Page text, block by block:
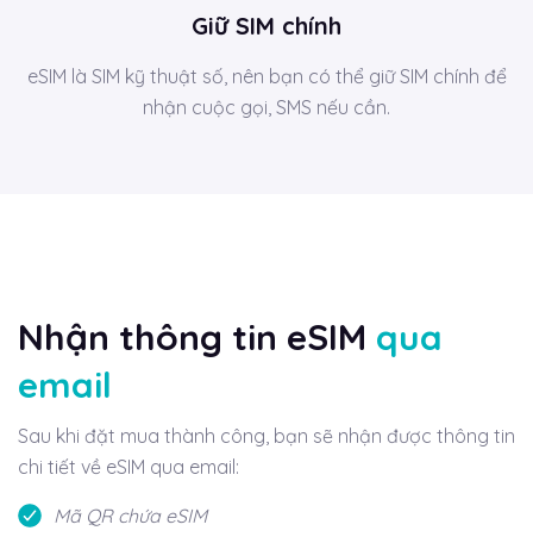
Giữ SIM chính
eSIM là SIM kỹ thuật số, nên bạn có thể giữ SIM chính để
nhận cuộc gọi, SMS nếu cần.
Nhận thông tin eSIM qua
email
Sau khi đặt mua thành công, bạn sẽ nhận được thông tin
chi tiết về eSIM qua email:
Mã QR chứa eSIM